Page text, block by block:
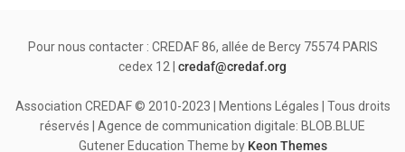
Pour nous contacter : CREDAF 86, allée de Bercy 75574 PARIS
cedex 12 | credaf@credaf.org
Association CREDAF © 2010-2023 | Mentions Légales | Tous droits
réservés | Agence de communication digitale: BLOB.BLUE
Gutener Education Theme by Keon Themes